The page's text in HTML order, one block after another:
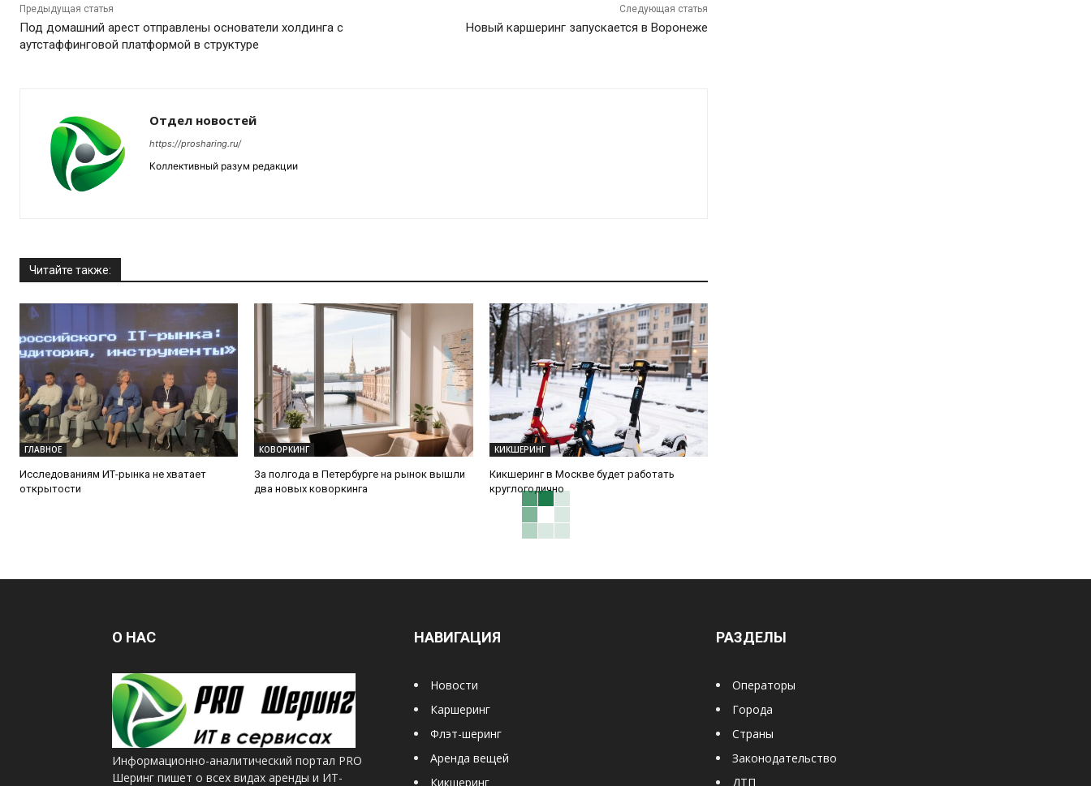
Предыдущая статья
Под домашний арест отправлены основатели холдинга с
аутстаффинговой платформой в структуре
Следующая статья
Новый каршеринг запускается в Воронеже
Отдел новостей
https://prosharing.ru/
Коллективный разум редакции
Читайте также:
ГЛАВНОЕ
Исследованиям ИТ-рынка не хватает
открытости
КОВОРКИНГ
За полгода в Петербурге на рынок вышли
два новых коворкинга
КИКШЕРИНГ
Кикшеринг в Москве будет работать
круглогодично
О НАС
Информационно-аналитический портал PRO
Шеринг пишет о всех видах аренды и ИТ-
НАВИГАЦИЯ
Новости
Каршеринг
Флэт-шеринг
Аренда вещей
Кикшеринг
РАЗДЕЛЫ
Операторы
Города
Страны
Законодательство
ДТП